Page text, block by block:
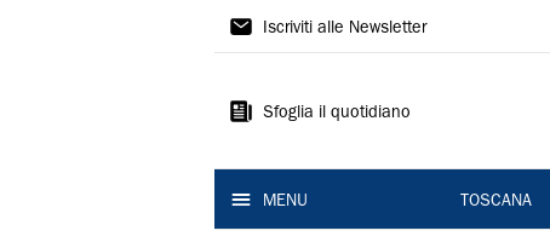
Il
Iscriviti alle Newsletter
Sfoglia il quotidiano
MENU TOSCANA